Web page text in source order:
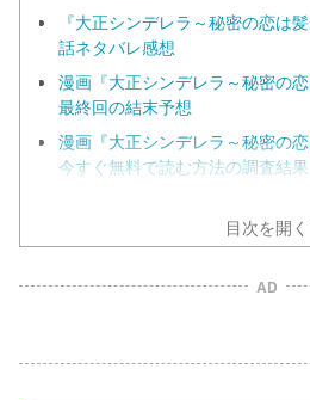
『大正シンデレラ～秘密の恋は
話ネタバレ感想
漫画『大正シンデレラ～秘密の
最終回の結末予想
漫画『大正シンデレラ～秘密の
今すぐ無料で読む方法の調査結果
目次を開く
AD